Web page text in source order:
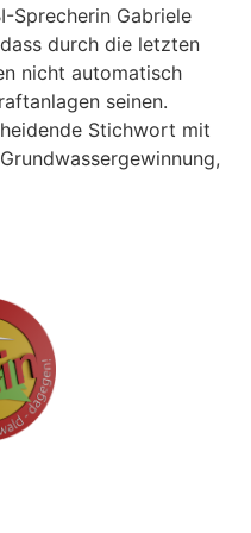
Sprecherin Gabriele
durch die letzten
nicht automatisch
seinen.
Stichwort mit